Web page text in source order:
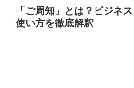
「ご周知」とは？ビジネ
使い方を徹底解釈